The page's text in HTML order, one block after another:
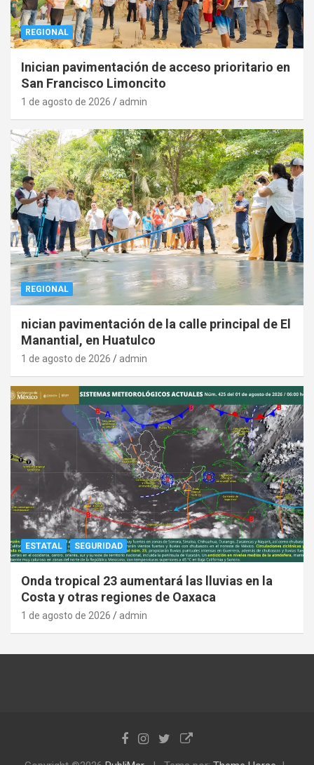
REGIONAL
Inician pavimentación de acceso prioritario en
San Francisco Limoncito
1 de agosto de 2026 admin
REGIONAL
nician pavimentación de la calle principal de El
Manantial, en Huatulco
1 de agosto de 2026 admin
ESTATAL SEGURIDAD
Onda tropical 23 aumentará las lluvias en la
Costa y otras regiones de Oaxaca
1 de agosto de 2026 admin